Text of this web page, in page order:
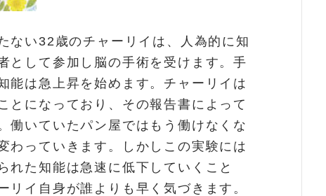
ない32歳のチャーリイは、人為的に知
として参加し脳の手術を受けます。手
能は急上昇を始めます。チャーリイは
とになっており、その報告書によって
働いていたパン屋ではもう働けなくな
わっていきます。しかしこの実験には
れた知能は急速に低下していくこと
リイ自身が誰よりも早く気づきます。